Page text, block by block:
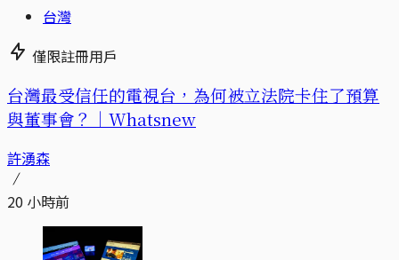
台灣
僅限註冊用戶
台灣最受信任的電視台，為何被立法院卡住了預算
與董事會？｜Whatsnew
許湧森
20 小時前